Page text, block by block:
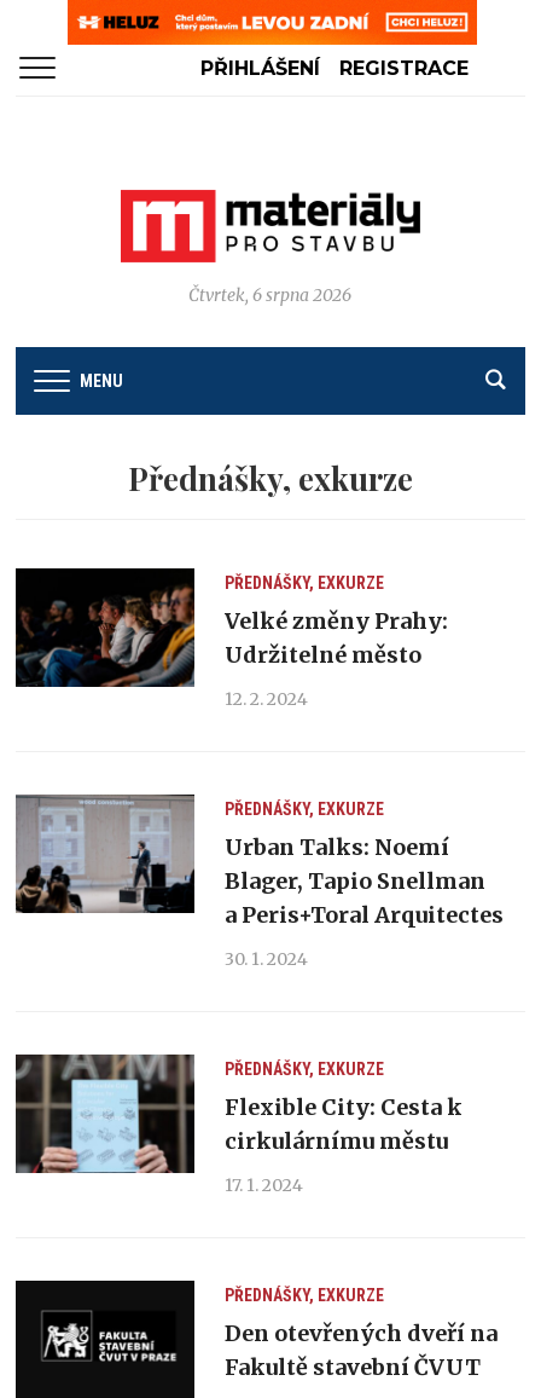
PŘIHLÁŠENÍ REGISTRACE
Čtvrtek, 6 srpna 2026
MENU
Přednášky, exkurze
PŘEDNÁŠKY, EXKURZE
Velké změny Prahy:
Udržitelné město
12. 2. 2024
PŘEDNÁŠKY, EXKURZE
Urban Talks: Noemí
Blager, Tapio Snellman
a Peris+Toral Arquitectes
30. 1. 2024
PŘEDNÁŠKY, EXKURZE
Flexible City: Cesta k
cirkulárnímu městu
17. 1. 2024
PŘEDNÁŠKY, EXKURZE
Den otevřených dveří na
Fakultě stavební ČVUT